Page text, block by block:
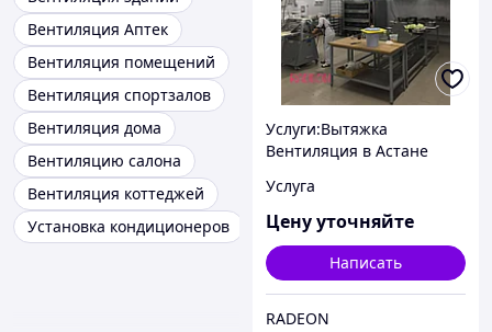
Вентиляция Аптек
Вентиляция помещений
Вентиляция спортзалов
Вентиляция дома
Вентиляцию салона
Вентиляция коттеджей
Установка кондиционеров
Услуги:Вытяжка
Вентиляция в Астане
Услуга
Цену уточняйте
Написать
RADEON